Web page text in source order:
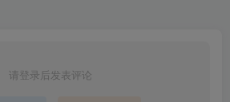
请登录后发表评论